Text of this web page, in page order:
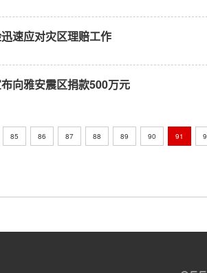
速应对灾区理赔工作
向雅安震区捐款500万元
85 86 87 88 89 90 91